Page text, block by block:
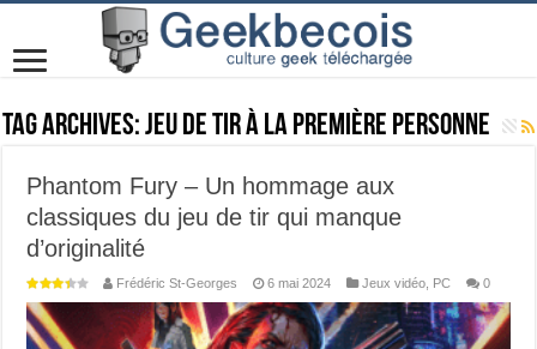
Tag Archives:Jeu de tir à la première personne
Phantom Fury – Un hommage aux
classiques du jeu de tir qui manque
d’originalité
Frédéric St-Georges 6 mai 2024 Jeux vidéo PC 0